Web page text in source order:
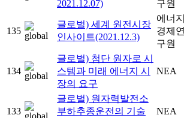
2021.12.07)
구원
135
글로벌) 세계 원전시장
인사이트(2021.12.3)
에너지
경제연
구원
134
글로벌) 첨단 원자로 시
스템과 미래 에너지 시
장의 요구
NEA
133
글로벌) 원자력발전소
부하추종운전의 기술
NEA